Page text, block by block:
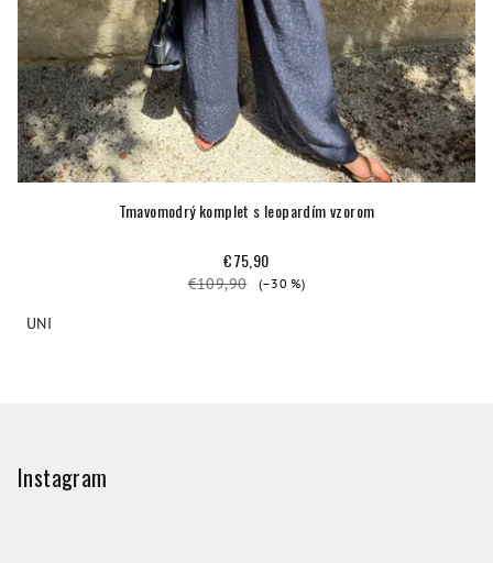
Tmavomodrý komplet s leopardím vzorom
€75,90
€109,90 (–30 %)
UNI
Instagram